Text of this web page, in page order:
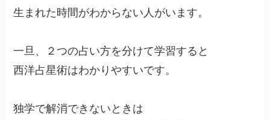
生まれた時間がわからない人がいます。
一旦、２つの占い方を分けて学習すると
西洋占星術はわかりやすいです。
独学で解消できないときは